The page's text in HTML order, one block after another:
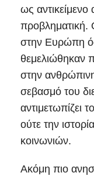
ως αντικείμενο
προβληματική.
στην Ευρώπη
θεμελιώθηκαν
στην
σεβασμό του
αντιμετωπίζει
ούτε την
κοινωνιών.
Ακόμη πιο